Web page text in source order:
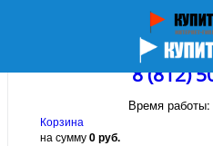
8 (812)
Время
Корзина
на сумму0 руб.